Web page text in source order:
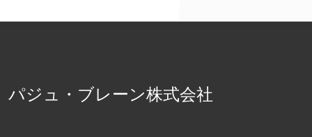
パジュ・ブレーン株式会社